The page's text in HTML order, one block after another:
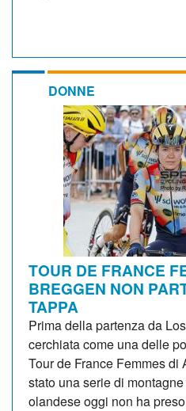
DONNE
TOUR DE FRANCE
BREGGEN NON
TAPPA
Prima della partenza da
cerchiata come una delle
Tour de France Femmes di
stato una serie di
olandese oggi non ha